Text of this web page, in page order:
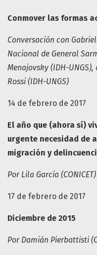
Conmover las formas
Conversación con
Nacional de General
Menajovsky (IDH-
Rossi (IDH-UNGS)
14 de
El año que (ahora sí)
urgente necesidad de
migración y
Por Lila García (CONICET)
17 de febrero
Diciembre de 2015
Por Damián Pierbattisti